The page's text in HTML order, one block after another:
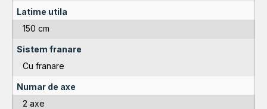
Latime utila
150 cm
Sistem franare
Cu franare
Numar de axe
2 axe